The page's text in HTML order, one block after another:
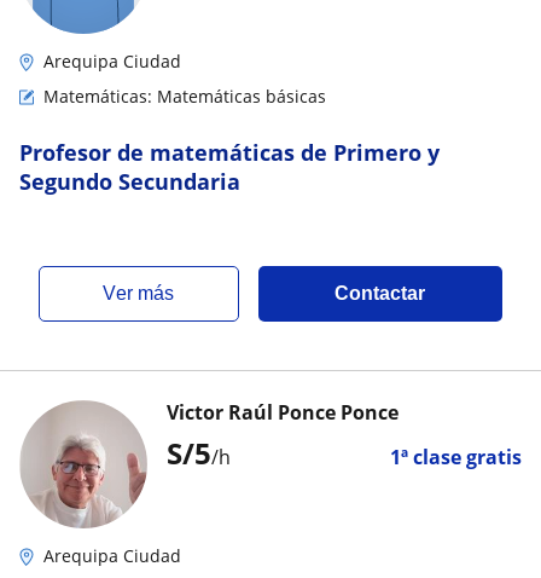
Arequipa Ciudad
Matemáticas: Matemáticas básicas
Profesor de matemáticas de Primero y
Segundo Secundaria
ver más Contactar
S/5/h 1ª clase gratis
Victor Raúl Ponce Ponce
Arequipa Ciudad